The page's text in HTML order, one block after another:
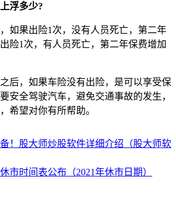
浮多少?
如果出险1次，没有人员死亡，第二年
险1次，有人员死亡，第二年保费增加
后，如果车险没有出险，是可以享受保
安全驾驶汽车，避免交通事故的发生，
希望对你有所帮助。
！股大师炒股软件详细介绍（股大师软
市时间表公布（2021年休市日期）